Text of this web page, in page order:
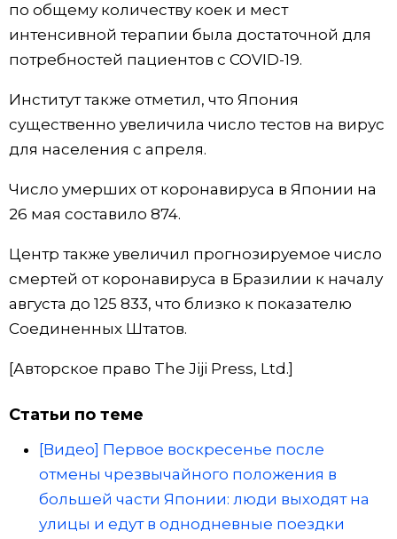
Экономика
Общество
Культура
Технологии
От редакции
Семья
Еда и напитки
по общему количеству коек и мест
интенсивной терапии была достаточной для
потребностей пациентов с COVID-19.
Институт также отметил, что Япония
существенно увеличила число тестов на вирус
для населения с апреля.
Число умерших от коронавируса в Японии на
26 мая составило 874.
Центр также увеличил прогнозируемое число
смертей от коронавируса в Бразилии к началу
августа до 125 833, что близко к показателю
Соединенных Штатов.
[Авторское право The Jiji Press, Ltd.]
Статьи по теме
[Видео] Первое воскресенье после
отмены чрезвычайного положения в
большей части Японии: люди выходят на
улицы и едут в однодневные поездки